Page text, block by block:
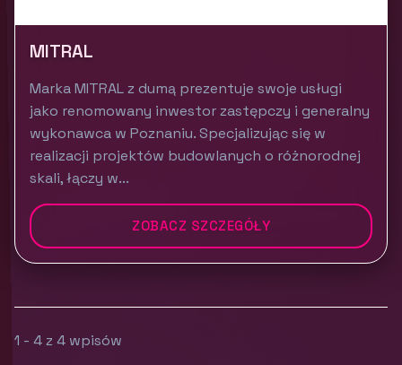
MITRAL
Marka MITRAL z dumą prezentuje swoje usługi
jako renomowany inwestor zastępczy i generalny
wykonawca w Poznaniu. Specjalizując się w
realizacji projektów budowlanych o różnorodnej
skali, łączy w...
ZOBACZ SZCZEGÓŁY
1 - 4 z 4 wpisów